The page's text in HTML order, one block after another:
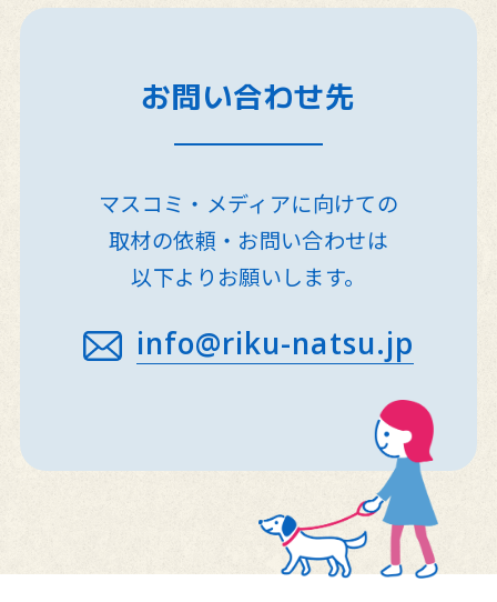
お問い合わせ先
マスコミ・メディアに向けての
取材の依頼・お問い合わせは
以下よりお願いします。
info@riku-natsu.jp